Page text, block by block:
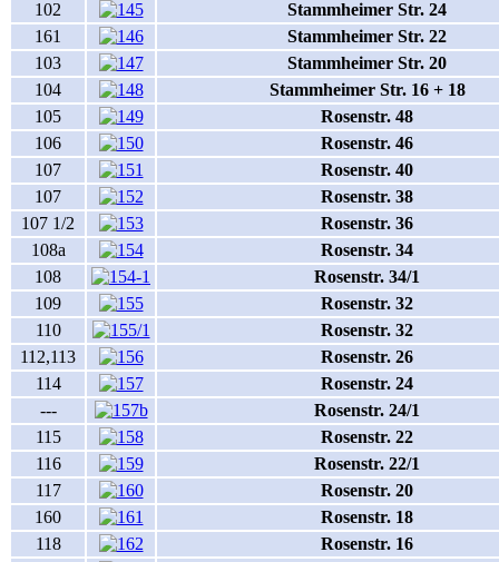
102
Stammheimer Str. 24
161
Stammheimer Str. 22
103
Stammheimer Str. 20
104
Stammheimer Str. 16 + 18
105
Rosenstr. 48
106
Rosenstr. 46
107
Rosenstr. 40
107
Rosenstr. 38
107 1/2
Rosenstr. 36
108a
Rosenstr. 34
108
Rosenstr. 34/1
109
Rosenstr. 32
110
Rosenstr. 32
112,113
Rosenstr. 26
114
Rosenstr. 24
---
Rosenstr. 24/1
115
Rosenstr. 22
116
Rosenstr. 22/1
117
Rosenstr. 20
160
Rosenstr. 18
118
Rosenstr. 16